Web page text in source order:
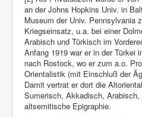
an der Johns Hopkins Univ. in
Museum der Univ. Pennsylvania
Kriegseinsatz, u.a. bei einer
Arabisch und Türkisch im
Anfang 1919 war er in der Türkei
nach Rostock, wo er zum a.o.
Orientalistik (mit Einschluß der
Damit vertrat er dort die
Sumerisch, Akkadisch,
altsemitische Epigraphie.